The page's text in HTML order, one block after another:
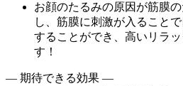
お顔のたるみの原因が筋膜
し、筋膜に刺激が入ること
することができ、高いリラ
す！
― 期待できる効果 ―